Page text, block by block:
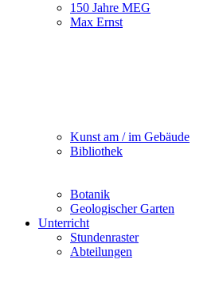
150 Jahre MEG
Max Ernst
Kunst am / im Gebäude
Bibliothek
Botanik
Geologischer Garten
Unterricht
Stundenraster
Abteilungen